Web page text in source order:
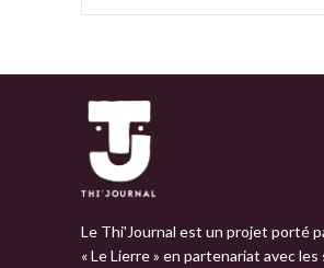
Le Thi'Journal est un projet porté
« Le Lierre » en partenariat avec